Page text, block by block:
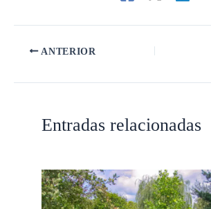
ANTERIOR
Entradas relacionadas